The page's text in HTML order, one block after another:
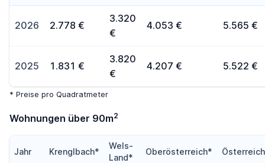
2026 2.778 €
3.320
€
4.053 € 5.565 €
2025 1.831 €
3.820
€
4.207 € 5.522 €
* Preise pro Quadratmeter
Wohnungen über 90m2
Jahr Krenglbach*
Wels-
Land*
Oberösterreich*